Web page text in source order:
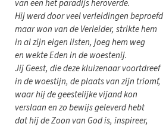
van een het paradijs heroverde.
Hij werd door veel verleidingen beproefd
maar won van de Verleider, strikte hem
in al zijn eigen listen, joeg hem weg
en wekte Eden in de woestenij.
Jij Geest, die deze kluizenaar voortdreef
in de woestijn, de plaats van zijn triomf,
waar hij de geestelijke vijand kon
verslaan en zo bewijs geleverd hebt
dat hij de Zoon van God is, inspireer,